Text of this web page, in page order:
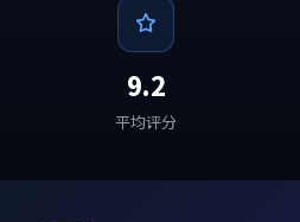
9.2
平均评分